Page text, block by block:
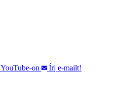
YouTube-on
Írj e-mailt!